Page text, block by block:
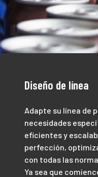
Diseño de línea
Adapte su línea de
necesidades
eficientes y
perfección,
con todas las
Ya sea que